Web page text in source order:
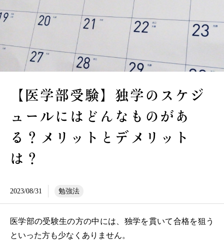
【医学部受験】独学のスケジ
ュールにはどんなものがあ
る？メリットとデメリット
は？
2023/08/31 勉強法
医学部の受験生の方の中には、独学を貫いて合格を狙う
といった方も少なくありません。